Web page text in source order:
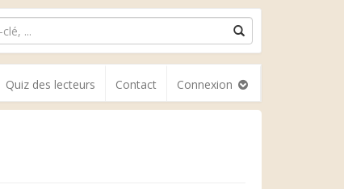
Quiz des lecteurs Contact Connexion